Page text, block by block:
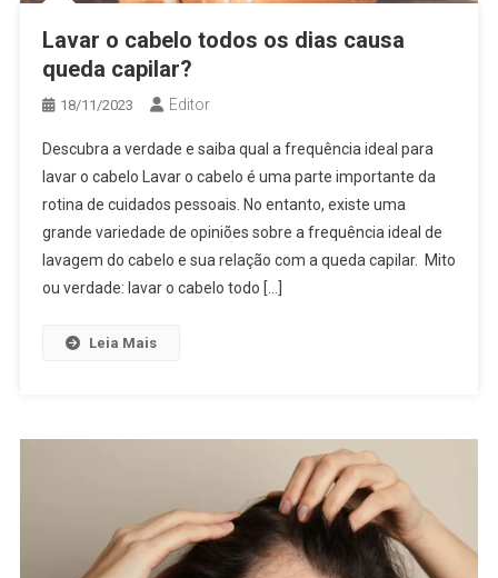
Lavar o cabelo todos os dias causa
queda capilar?
18/11/2023 Editor
Descubra a verdade e saiba qual a frequência ideal para
lavar o cabelo Lavar o cabelo é uma parte importante da
rotina de cuidados pessoais. No entanto, existe uma
grande variedade de opiniões sobre a frequência ideal de
lavagem do cabelo e sua relação com a queda capilar. Mito
ou verdade: lavar o cabelo todo […]
Leia Mais